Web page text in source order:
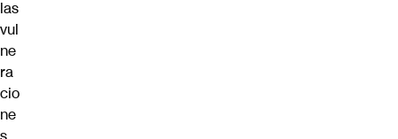
las
vul
ne
ra
cio
ne